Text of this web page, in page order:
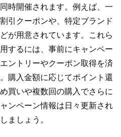
時開催されます。例えば、一
引クーポンや、特定ブランド
が用意されています。これら
するには、事前にキャンペー
ントリーやクーポン取得を済
購入金額に応じてポイント還
買いや複数回の購入でさらに
ンペーン情報は日々更新され
ましょう。